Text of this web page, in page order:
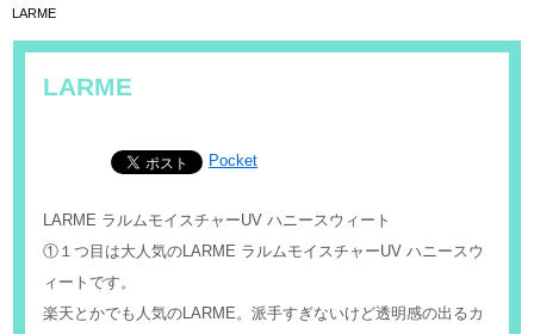
LARME
LARME
Pocket
LARME ラルムモイスチャーUV ハニースウィート
①１つ目は大人気のLARME ラルムモイスチャーUV ハニースウ
ィートです。
楽天とかでも人気のLARME。派手すぎないけど透明感の出るカ